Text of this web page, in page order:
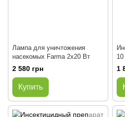
Лампа для уничтожения
насекомых Farma 2x20 Вт
2 580 грн
Купить
1